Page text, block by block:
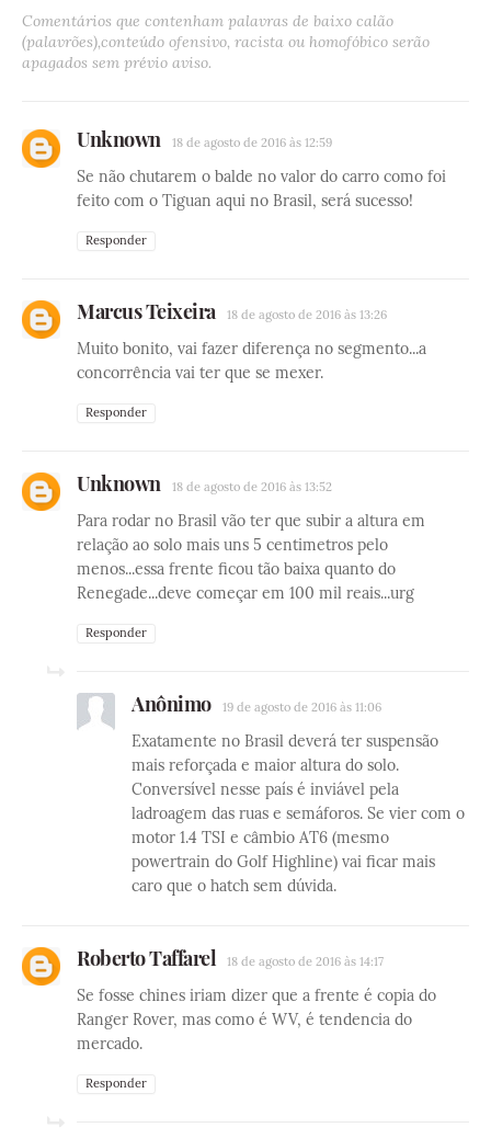
Comentários que contenham palavras de baixo calão
(palavrões),conteúdo ofensivo, racista ou homofóbico serão
apagados sem prévio aviso.
Unknown 18 de agosto de 2016 às 12:59
Se não chutarem o balde no valor do carro como foi
feito com o Tiguan aqui no Brasil, será sucesso!
Responder
Marcus Teixeira 18 de agosto de 2016 às 13:26
Muito bonito, vai fazer diferença no segmento...a
concorrência vai ter que se mexer.
Responder
Unknown 18 de agosto de 2016 às 13:52
Para rodar no Brasil vão ter que subir a altura em
relação ao solo mais uns 5 centimetros pelo
menos...essa frente ficou tão baixa quanto do
Renegade...deve começar em 100 mil reais...urg
Responder
Anônimo 19 de agosto de 2016 às 11:06
Exatamente no Brasil deverá ter suspensão
mais reforçada e maior altura do solo.
Conversível nesse país é inviável pela
ladroagem das ruas e semáforos. Se vier com o
motor 1.4 TSI e câmbio AT6 (mesmo
powertrain do Golf Highline) vai ficar mais
caro que o hatch sem dúvida.
Roberto Taffarel 18 de agosto de 2016 às 14:17
Se fosse chines iriam dizer que a frente é copia do
Ranger Rover, mas como é WV, é tendencia do
mercado.
Responder